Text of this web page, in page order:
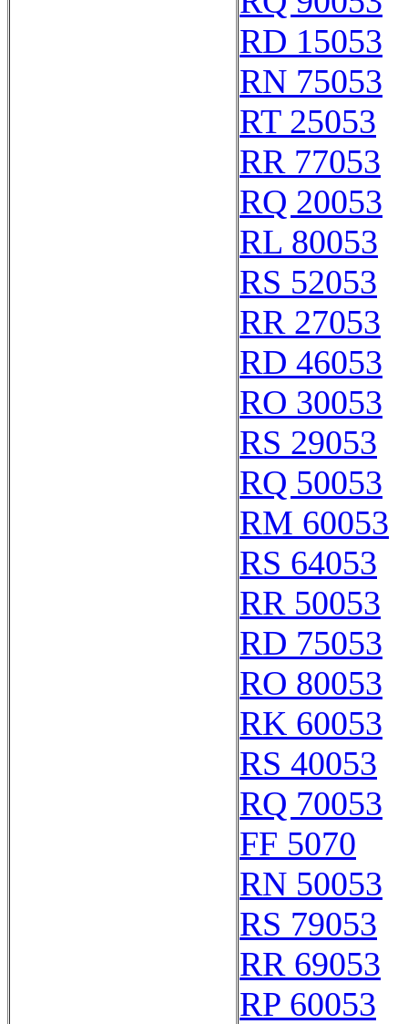
RD 15053
RN 75053
RT 25053
RR 77053
RQ 20053
RL 80053
RS 52053
RR 27053
RD 46053
RO 30053
RS 29053
RQ 50053
RM 60053
RS 64053
RR 50053
RD 75053
RO 80053
RK 60053
RS 40053
RQ 70053
FF 5070
RN 50053
RS 79053
RR 69053
RP 60053